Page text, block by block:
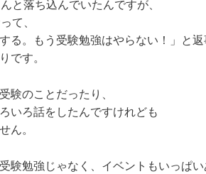
と落ち込んでいたんですが、
て、
る。もう受験勉強はやらない！」と返
です。
験のことだったり、
いろ話をしたんですけれども
ん。
験勉強じゃなく、イベントもいっぱい